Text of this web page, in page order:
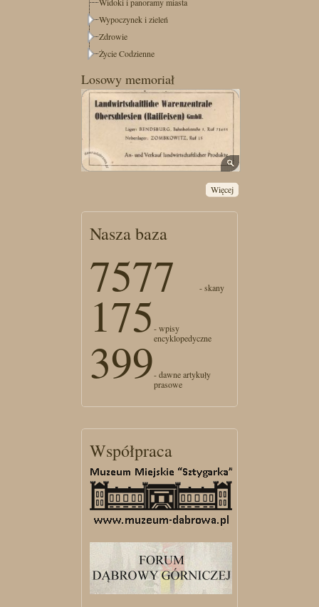
Wypoczynek i zieleń
Zdrowie
Życie Codzienne
Losowy memoriał
Więcej
Nasza baza
7577 - skany
175- wpisy
encyklopedyczne
399- dawne artykuły
prasowe
Współpraca